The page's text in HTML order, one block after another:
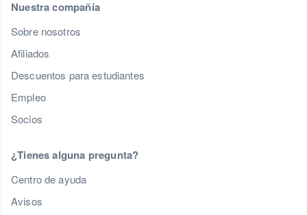
Nuestra compañía
Sobre nosotros
Afiliados
Descuentos para estudiantes
Empleo
Socios
¿Tienes alguna pregunta?
Centro de ayuda
Avisos